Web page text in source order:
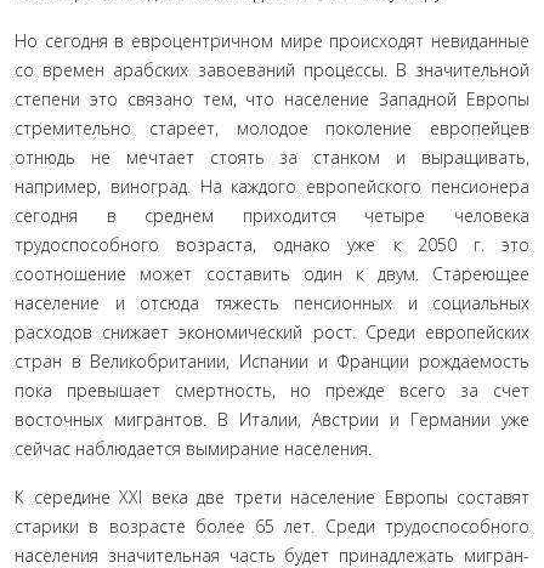
Но сегодня в евроцентричном мире происходят не­виданные
со времен арабских завоеваний процессы. В зна­чительной
степени это связано тем, что население Запад­ной Европы
стремительно стареет, молодое поколение европейцев
отнюдь не мечтает стоять за станком и выра­щивать,
например, виноград. На каждого европейского пенсионера
сегодня в среднем приходится четыре чело­века
трудоспособного возраста, однако уже к 2050 г. это
соотношение может составить один к двум. Стареющее
население и отсюда тяжесть пенсионных и социальных
расходов снижает экономический рост. Среди европей­ских
стран в Великобритании, Испании и Франции рож­даемость
пока превышает смертность, но прежде всего за счет
восточных мигрантов. В Италии, Австрии и Герма­нии уже
сейчас наблюдается вымирание населения.
К середине XXI века две трети население Европы соста­вят
старики в возрасте более 65 лет. Среди трудоспособного
населения значительная часть будет принадлежать мигран­